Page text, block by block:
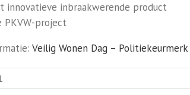
innovatieve inbraakwerende product
PKVW-project
Veilig Wonen Dag – Politiekeurmerk